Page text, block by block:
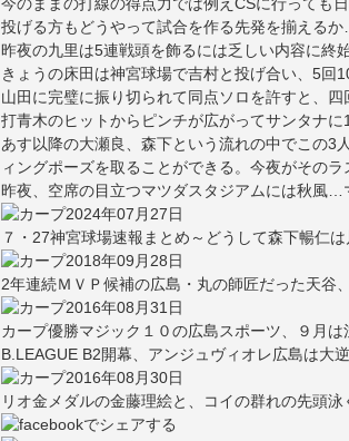
投げる方もどうやって試合を作る先発を揃えるか…
昨夜の九里は5連戦頭を飾るには乏しい内容に終
きょうの床田は神宮球場で吉村と投げ合い、5回
山田に完璧に振り切られて同点ソロを許すと、
打青木のヒットからピンチが広がってサンタナ
あす以降の大瀬良、森下という流れの中でこの3
ィングポーズを取ることができる。今夜がそのラ
昨夜、空席の目立つマツダスタジアムには秋風
2024年07月27日
７・27神宮球場速報まとめ～どうして森下暢仁
2018年09月28日
2年連続ＭＶＰ候補の広島・丸の師匠だった天谷
2016年08月31日
カープ優勝マジック１０の広島スポーツ、９月
B.LEAGUE B2開幕、アンジュヴィオレ広島は大
2016年08月30日
リオ金メダルの金藤理絵と、コイの群れの先頭